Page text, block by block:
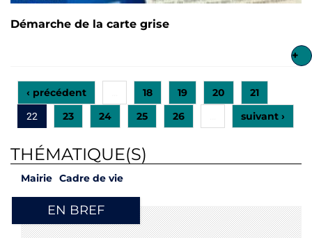
Démarche de la carte grise
+
‹ précédent 18 19 20 21
22 23 24 25 26 suivant ›
THÉMATIQUE(S)
Mairie Cadre de vie
EN BREF